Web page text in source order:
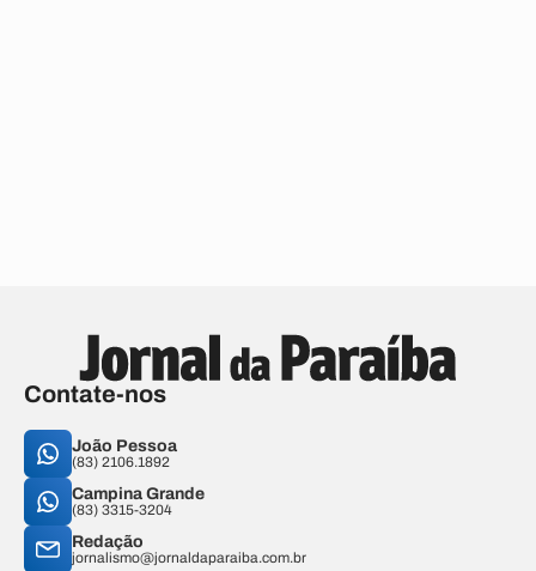
Contate-nos
João Pessoa
(83) 2106.1892
Campina Grande
(83) 3315-3204
Redação
jornalismo@jornaldaparaiba.com.br